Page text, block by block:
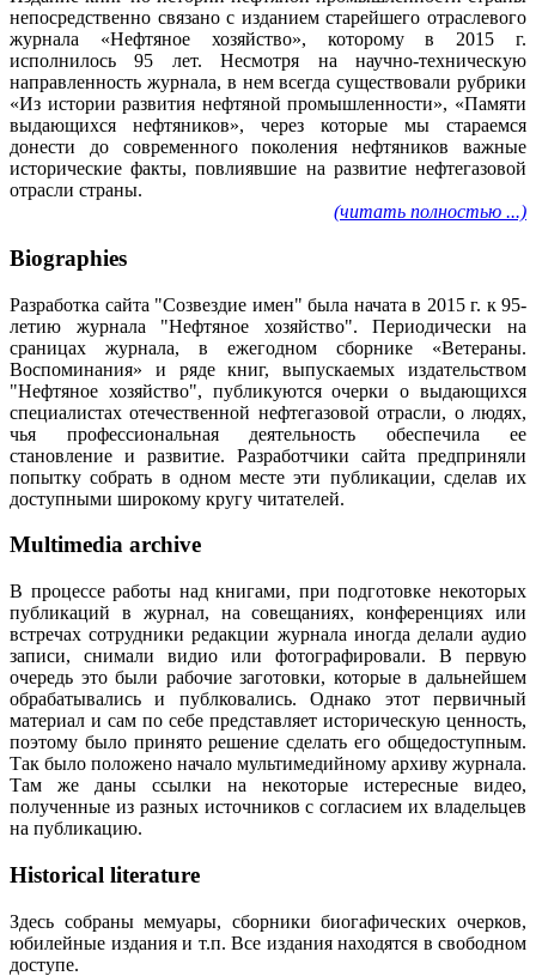
непосредственно связано с изданием старейшего отраслевого
журнала «Нефтяное хозяйство», которому в 2015 г.
исполнилось 95 лет. Несмотря на научно-техническую
направленность журнала, в нем всегда существовали рубрики
«Из истории развития нефтяной промышленности», «Памяти
выдающихся нефтяников», через которые мы стараемся
донести до современного поколения нефтяников важные
исторические факты, повлиявшие на развитие нефтегазовой
отрасли страны.
(читать полностью ...)
Biographies
Разработка сайта "Созвездие имен" была начата в 2015 г. к 95-
летию журнала "Нефтяное хозяйство". Периодически на
сраницах журнала, в ежегодном сборнике «Ветераны.
Воспоминания» и ряде книг, выпускаемых издательством
"Нефтяное хозяйство", публикуются очерки о выдающихся
специалистах отечественной нефтегазовой отрасли, о людях,
чья профессиональная деятельность обеспечила ее
становление и развитие. Разработчики сайта предприняли
попытку собрать в одном месте эти публикации, сделав их
доступными широкому кругу читателей.
Multimedia archive
В процессе работы над книгами, при подготовке некоторых
публикаций в журнал, на совещаниях, конференциях или
встречах сотрудники редакции журнала иногда делали аудио
записи, снимали видио или фотографировали. В первую
очередь это были рабочие заготовки, которые в дальнейшем
обрабатывались и публковались. Однако этот первичный
материал и сам по себе представляет историческую ценность,
поэтому было принято решение сделать его общедоступным.
Так было положено начало мультимедийному архиву журнала.
Там же даны ссылки на некоторые истересные видео,
полученные из разных источников с согласием их владельцев
на публикацию.
Historical literature
Здесь собраны мемуары, сборники биогафических очерков,
юбилейные издания и т.п. Все издания находятся в свободном
доступе.